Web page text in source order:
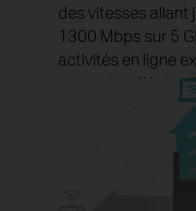
des vitesses allant
1300 Mbps sur 5
activités en ligne
streaming 4K